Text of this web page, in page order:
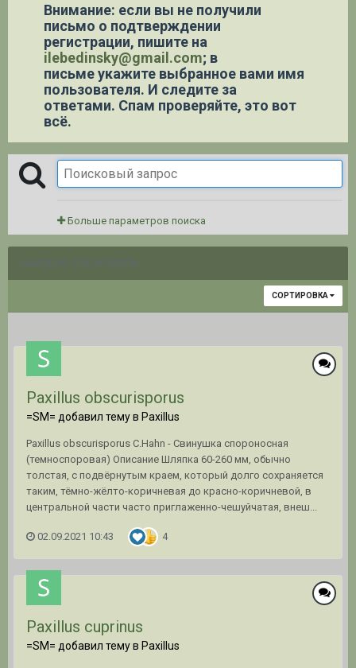
Внимание: если вы не получили
письмо о подтверждении
регистрации, пишите на
ilebedinsky@gmail.com; в
письме укажите выбранное вами имя
пользователя. И следите за
ответами. Спам проверяйте, это вот
всё.
Больше параметров поиска
НАЙДЕНО 2 РЕЗУЛЬТАТА
СОРТИРОВКА
Paxillus obscurisporus
=SM= добавил тему в Paxillus
Paxillus obscurisporus C.Hahn - Свинушка спороносная
(темноспоровая) Описание Шляпка 60-260 мм, обычно
толстая, с подвёрнутым краем, который долго сохраняется
таким, тёмно-жёлто-коричневая до красно-коричневой, в
центральной части часто приглаженно-чешуйчатая, внеш...
02.09.2021 10:43 4
Paxillus cuprinus
=SM= добавил тему в Paxillus